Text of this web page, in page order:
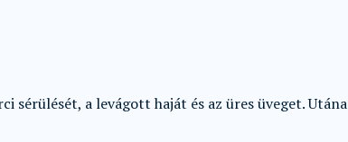
sérülését, a levágott haját és az üres üveget. Utána